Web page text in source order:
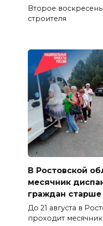
Второе
строителя
В Ростовской
месячник
граждан старше
До 21 августа в
проходит месячник